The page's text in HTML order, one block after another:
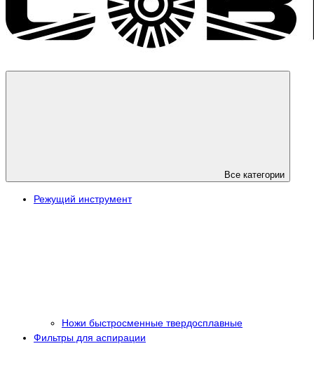
Все категории
Режущий инструмент
Ножи быстросменные твердосплавные
Фильтры для аспирации